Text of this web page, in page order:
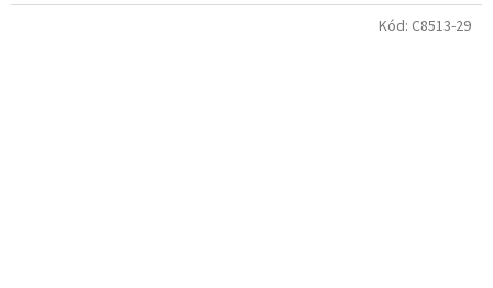
Kód: C8513-29